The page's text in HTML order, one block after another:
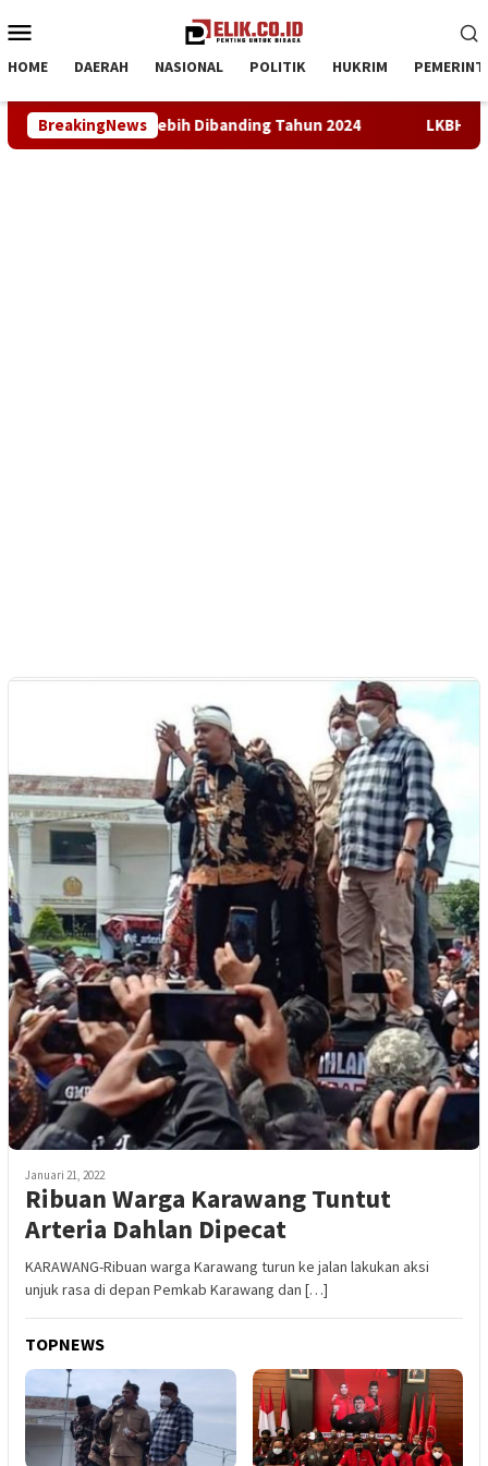
ke
Mobile
HOME DAERAH NASIONAL POLITIK HUKRIM
BreakingNews
Tahun 2024 LKBH LPKSM Satria Desak Kejari
Januari 21, 2022
Ribuan Warga Karawang Tuntut
Arteria Dahlan Dipecat
KARAWANG-Ribuan warga Karawang turun ke jalan lakukan aksi
unjuk rasa di depan Pemkab Karawang dan […]
TOPNEWS